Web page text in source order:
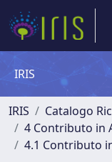
IRIS
IRIS
Catalogo
4 Contributo in
4.1 Contributo